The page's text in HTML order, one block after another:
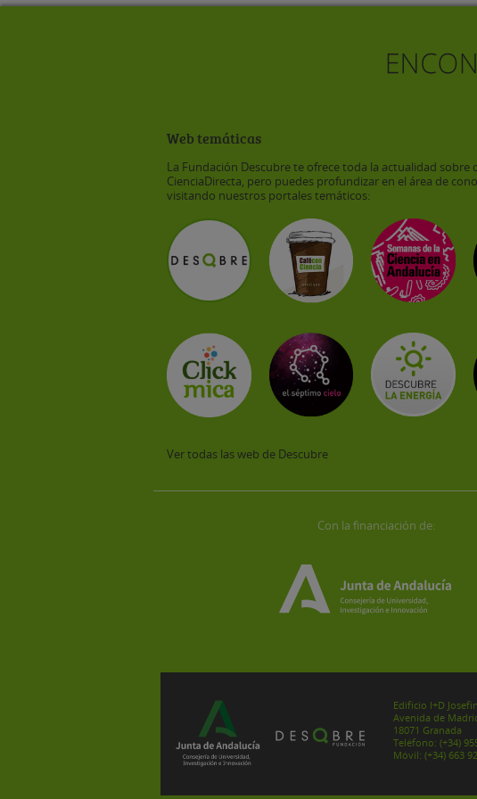
Web temáticas
La Fundación Descubre te ofrece toda la actualidad sobre
CienciaDirecta, pero puedes profundizar en el área de
visitando nuestros portales temáticos:
Ver todas las web de Descubre
Con la financiación de:
Edificio I+D
Avenida de
18071 Granada
Teléfono: (+34)
Móvil: (+34) 663